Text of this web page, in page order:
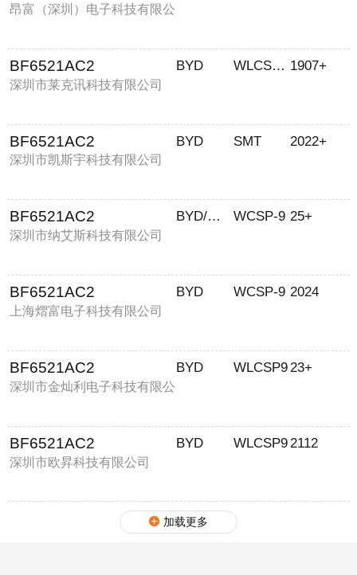
昂富（深圳）电子科技有限公
BF6521AC2
深圳市莱克讯科技有限公司
BYD WLCSP-9 1907+
BF6521AC2
深圳市凯斯宇科技有限公司
BYD SMT 2022+
BF6521AC2
深圳市纳艾斯科技有限公司
BYD/比亚迪 WCSP-9 25+
BF6521AC2
上海熠富电子科技有限公司
BYD WCSP-9 2024
BF6521AC2
深圳市金灿利电子科技有限公
BYD WLCSP923+
BF6521AC2
深圳市欧昇科技有限公司
BYD WLCSP9 2112
加载更多